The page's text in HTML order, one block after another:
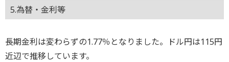
5.為替・金利等
長期金利は変わらずの1.77％となりました。ドル円は115円
近辺で推移しています。